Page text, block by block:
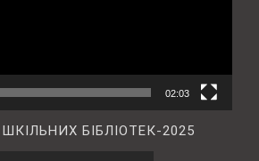
02:03
БІБЛІОТЕК-2025